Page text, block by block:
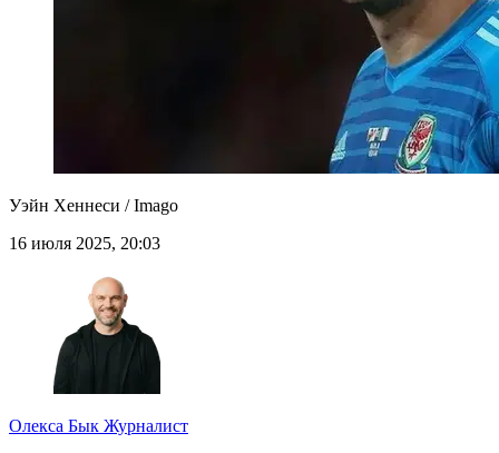
Уэйн Хеннеси / Imago
16 июля 2025, 20:03
Олекса Бык Журналист